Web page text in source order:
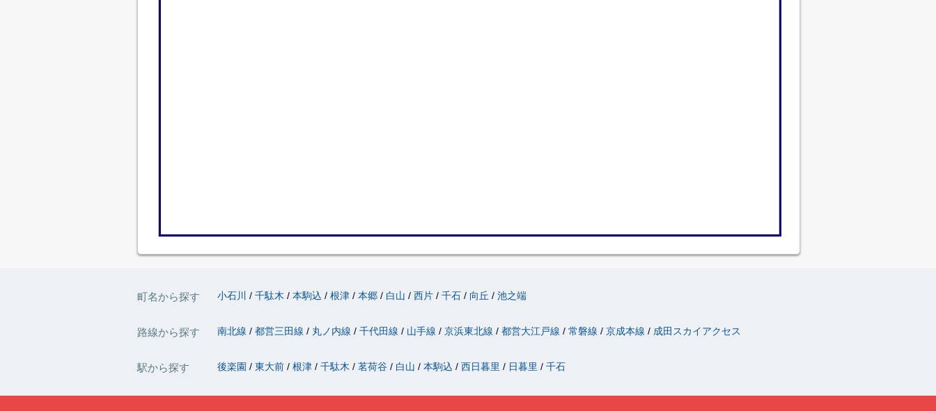
町名から探す 小石川 千駄木 本駒込 根津 本郷 白山 西片 千石 向丘 池之端
路線から探す 南北線 都営三田線 丸ノ内線 千代田線 山手線 京浜東北線 都営大江戸線 常磐線 京成本線 成田スカイアクセス
駅から探す 後楽園 東大前 根津 千駄木 茗荷谷 白山 本駒込 西日暮里 日暮里 千石